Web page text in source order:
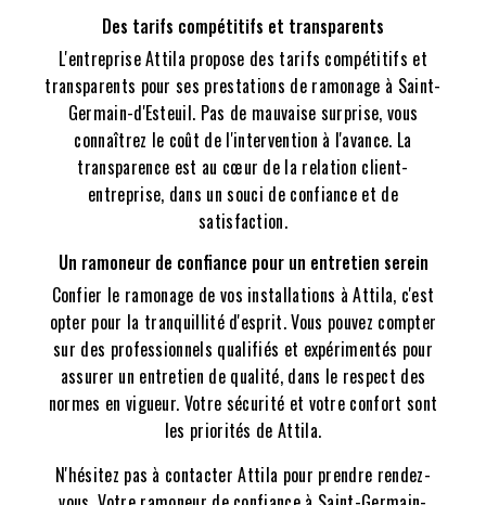
Des tarifs compétitifs et transparents
L'entreprise Attila propose des tarifs compétitifs et
transparents pour ses prestations de ramonage à Saint-
Germain-d'Esteuil. Pas de mauvaise surprise, vous
connaîtrez le coût de l'intervention à l'avance. La
transparence est au cœur de la relation client-
entreprise, dans un souci de confiance et de
satisfaction.
Un ramoneur de confiance pour un entretien serein
Confier le ramonage de vos installations à Attila, c'est
opter pour la tranquillité d'esprit. Vous pouvez compter
sur des professionnels qualifiés et expérimentés pour
assurer un entretien de qualité, dans le respect des
normes en vigueur. Votre sécurité et votre confort sont
les priorités de Attila.
N'hésitez pas à contacter Attila pour prendre rendez-